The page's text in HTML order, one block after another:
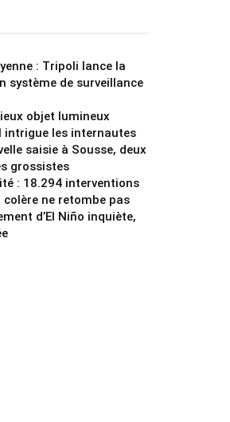
: Tripoli lance la
système de surveillance
objet lumineux
intrigue les internautes
saisie à Sousse, deux
grossistes
: 18.294 interventions
colère ne retombe pas
d’El Niño inquiète,